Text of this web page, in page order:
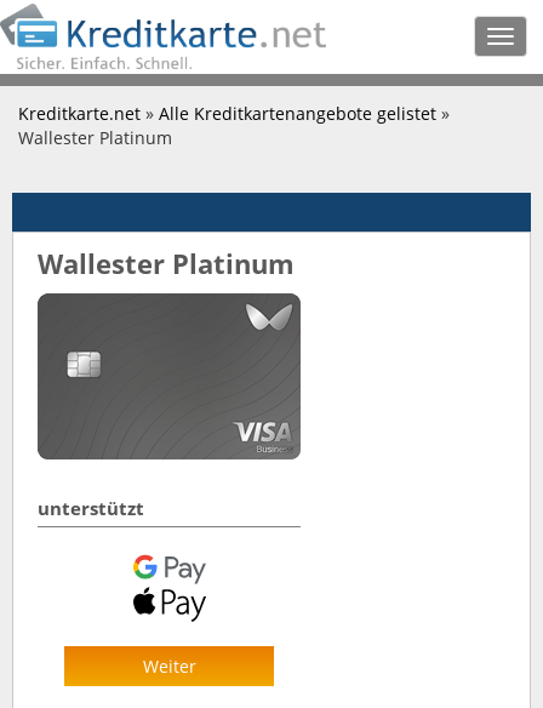
Kreditkarte.net » Alle Kreditkartenangebote gelistet »
Wallester Platinum
Wallester Platinum
unterstützt
Weiter